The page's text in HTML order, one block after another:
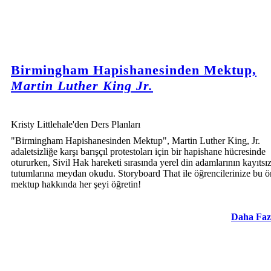
Birmingham Hapishanesinden Mektup,
Martin Luther King Jr.
Kristy Littlehale'den Ders Planları
"Birmingham Hapishanesinden Mektup", Martin Luther King, Jr.
adaletsizliğe karşı barışçıl protestoları için bir hapishane hücresinde
otururken, Sivil Hak hareketi sırasında yerel din adamlarının kayıtsız
tutumlarına meydan okudu. Storyboard That ile öğrencilerinize bu
mektup hakkında her şeyi öğretin!
Daha